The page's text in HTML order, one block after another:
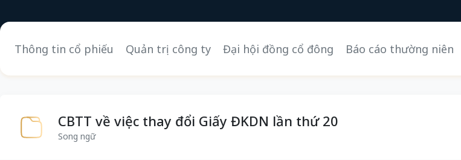
Thông tin cổ phiếu Quản trị công ty Đại hội đồng cổ đông Báo cáo thường niên
CBTT về việc thay đổi Giấy ĐKDN lần thứ 20
Song ngữ